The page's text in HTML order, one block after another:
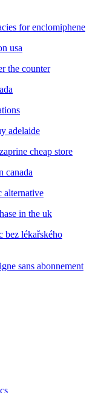
for enclomiphene
usa
the counter
adelaide
cheap store
canada
alternative
in the uk
bez lékařského
sans abonnement